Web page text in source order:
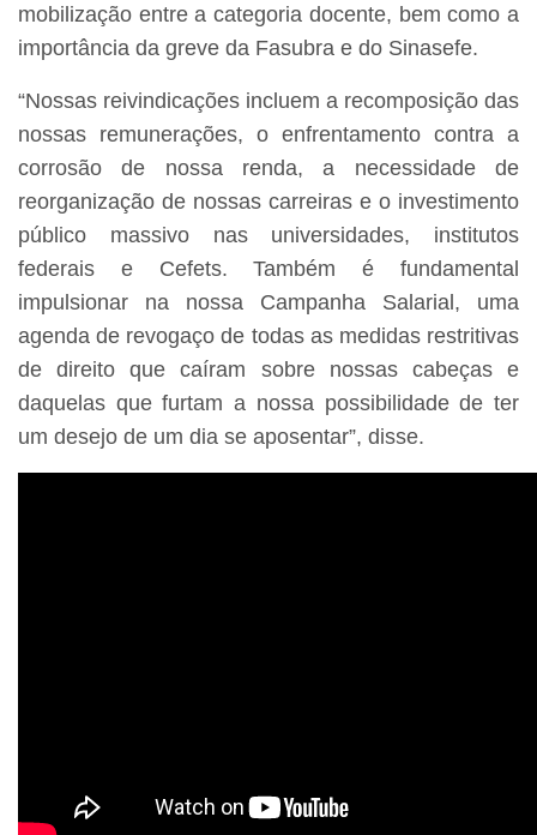
mobilização entre a categoria docente, bem como a
importância da greve da Fasubra e do Sinasefe.
“Nossas reivindicações incluem a recomposição das
nossas remunerações, o enfrentamento contra a
corrosão de nossa renda, a necessidade de
reorganização de nossas carreiras e o investimento
público massivo nas universidades, institutos
federais e Cefets. Também é fundamental
impulsionar na nossa Campanha Salarial, uma
agenda de revogaço de todas as medidas restritivas
de direito que caíram sobre nossas cabeças e
daquelas que furtam a nossa possibilidade de ter
um desejo de um dia se aposentar”, disse.